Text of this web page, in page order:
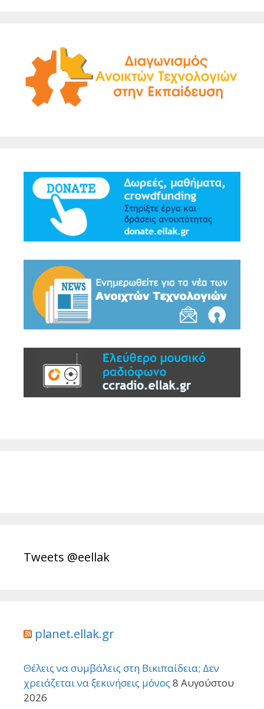
Tweets @eellak
planet.ellak.gr
Θέλεις να συμβάλεις στη Βικιπαίδεια; Δεν
χρειάζεται να ξεκινήσεις μόνος 8 Αυγούστου
2026